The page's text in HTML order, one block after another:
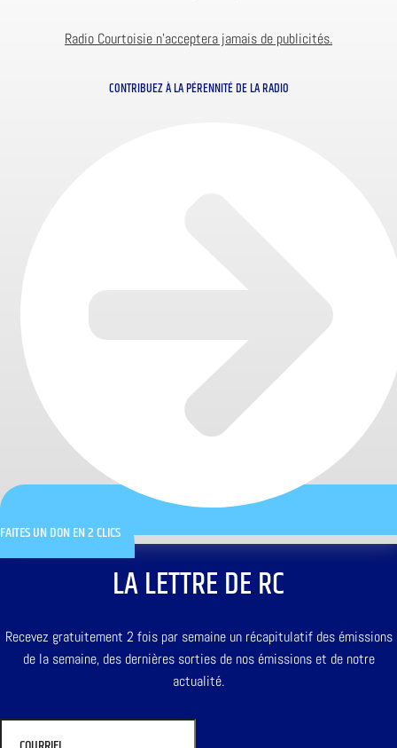
Radio Courtoisie n’acceptera jamais de publicités.
CONTRIBUEZ À LA PÉRENNITÉ DE LA RADIO
FAITES UN DON EN 2 CLICS
LA LETTRE DE RC
Recevez gratuitement 2 fois par semaine un récapitulatif des émissions
de la semaine, des dernières sorties de nos émissions et de notre
actualité.